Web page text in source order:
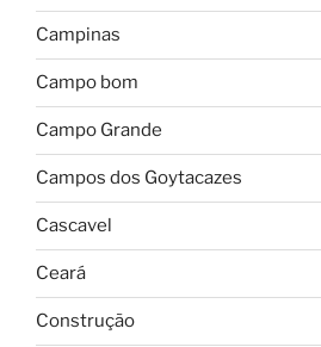
Campinas
Campo bom
Campo Grande
Campos dos Goytacazes
Cascavel
Ceará
Construção